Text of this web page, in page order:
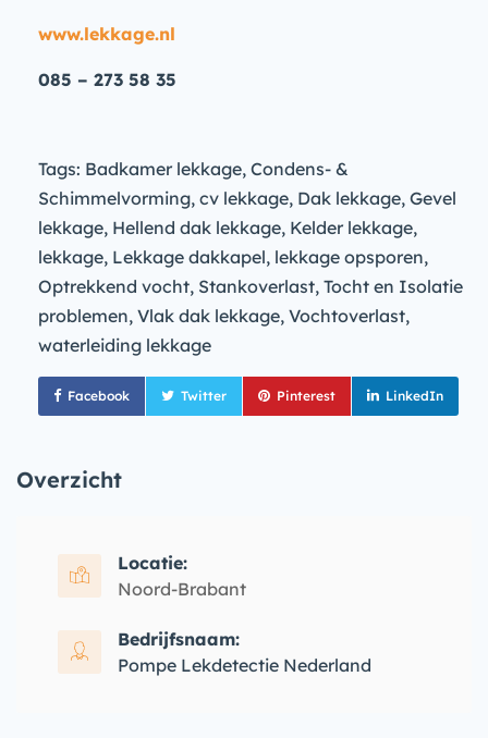
www.lekkage.nl
085 – 273 58 35
Tags: Badkamer lekkage, Condens- &
Schimmelvorming, cv lekkage, Dak lekkage, Gevel
lekkage, Hellend dak lekkage, Kelder lekkage,
lekkage, Lekkage dakkapel, lekkage opsporen,
Optrekkend vocht, Stankoverlast, Tocht en Isolatie
problemen, Vlak dak lekkage, Vochtoverlast,
waterleiding lekkage
Facebook Twitter Pinterest LinkedIn
Overzicht
Locatie:
Noord-Brabant
Bedrijfsnaam:
Pompe Lekdetectie Nederland